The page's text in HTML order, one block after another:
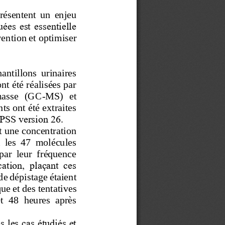
un  enjeu
est essentielle
ntion et optimiser
urinaires
été réalisées par
(GC-MS)  et
ont été extraites
version 26.
une concentration
les  47  molécules
leur  fréquence
plaçant  ces
dépistage étaient
et des tentatives
48 heures  après
les cas étudiés et